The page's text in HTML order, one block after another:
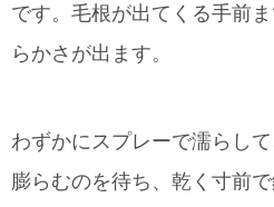
です。毛根が出てくる手前
らかさが出ます。
わずかにスプレーで濡らし
膨らむのを待ち、乾く寸前